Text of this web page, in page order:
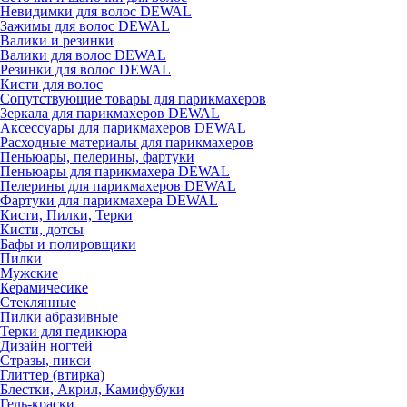
Невидимки для волос DEWAL
Зажимы для волос DEWAL
Валики и резинки
Валики для волос DEWAL
Резинки для волос DEWAL
Кисти для волос
Сопутствующие товары для парикмахеров
Зеркала для парикмахеров DEWAL
Аксессуары для парикмахеров DEWAL
Расходные материалы для парикмахеров
Пеньюары, пелерины, фартуки
Пеньюары для парикмахера DEWAL
Пелерины для парикмахеров DEWAL
Фартуки для парикмахера DEWAL
Кисти, Пилки, Терки
Кисти, дотсы
Бафы и полировщики
Пилки
Мужские
Керамичесике
Стеклянные
Пилки абразивные
Терки для педикюра
Дизайн ногтей
Стразы, пикси
Глиттер (втирка)
Блестки, Акрил, Камифубуки
Гель-краски